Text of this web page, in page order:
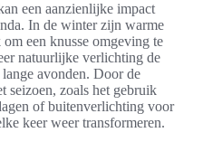
een aanzienlijke impact
In de winter zijn warme
een knusse omgeving te
natuurlijke verlichting de
avonden. Door de
seizoen, zoals het gebruik
of buitenverlichting voor
keer weer transformeren.